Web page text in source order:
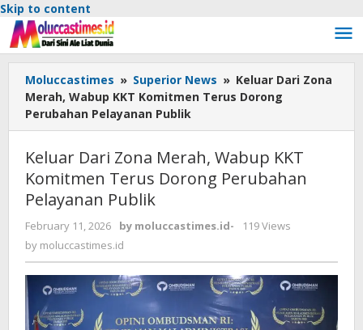
Skip to content
Moluccastimes » Superior News » Keluar Dari Zona
Merah, Wabup KKT Komitmen Terus Dorong
Perubahan Pelayanan Publik
Keluar Dari Zona Merah, Wabup KKT
Komitmen Terus Dorong Perubahan
Pelayanan Publik
February 11, 2026 by moluccastimes.id-
119 Views
by moluccastimes.id